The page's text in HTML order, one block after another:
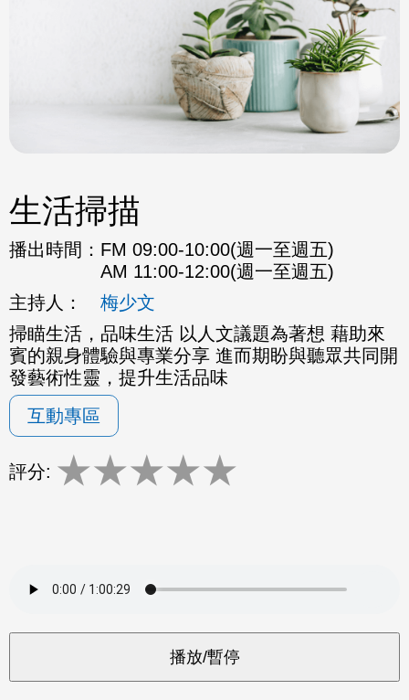
生活掃描
播出時間： FM 09:00-10:00(週一至週五)
AM 11:00-12:00(週一至週五)
主持人：
梅少文
掃瞄生活，品味生活 以人文議題為著想 藉助來
賓的親身體驗與專業分享 進而期盼與聽眾共同開
發藝術性靈，提升生活品味
互動專區
評分: ★★★★★